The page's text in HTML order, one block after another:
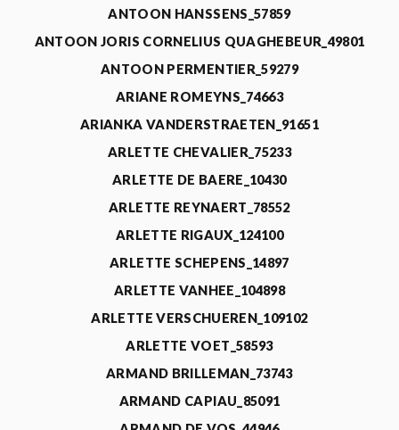
ANTOON HANSSENS_57859
ANTOON JORIS CORNELIUS QUAGHEBEUR_49801
ANTOON PERMENTIER_59279
ARIANE ROMEYNS_74663
ARIANKA VANDERSTRAETEN_91651
ARLETTE CHEVALIER_75233
ARLETTE DE BAERE_10430
ARLETTE REYNAERT_78552
ARLETTE RIGAUX_124100
ARLETTE SCHEPENS_14897
ARLETTE VANHEE_104898
ARLETTE VERSCHUEREN_109102
ARLETTE VOET_58593
ARMAND BRILLEMAN_73743
ARMAND CAPIAU_85091